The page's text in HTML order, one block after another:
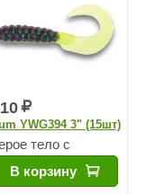
YWG394 3" (15шт)
тело с
зелено-
В корзину